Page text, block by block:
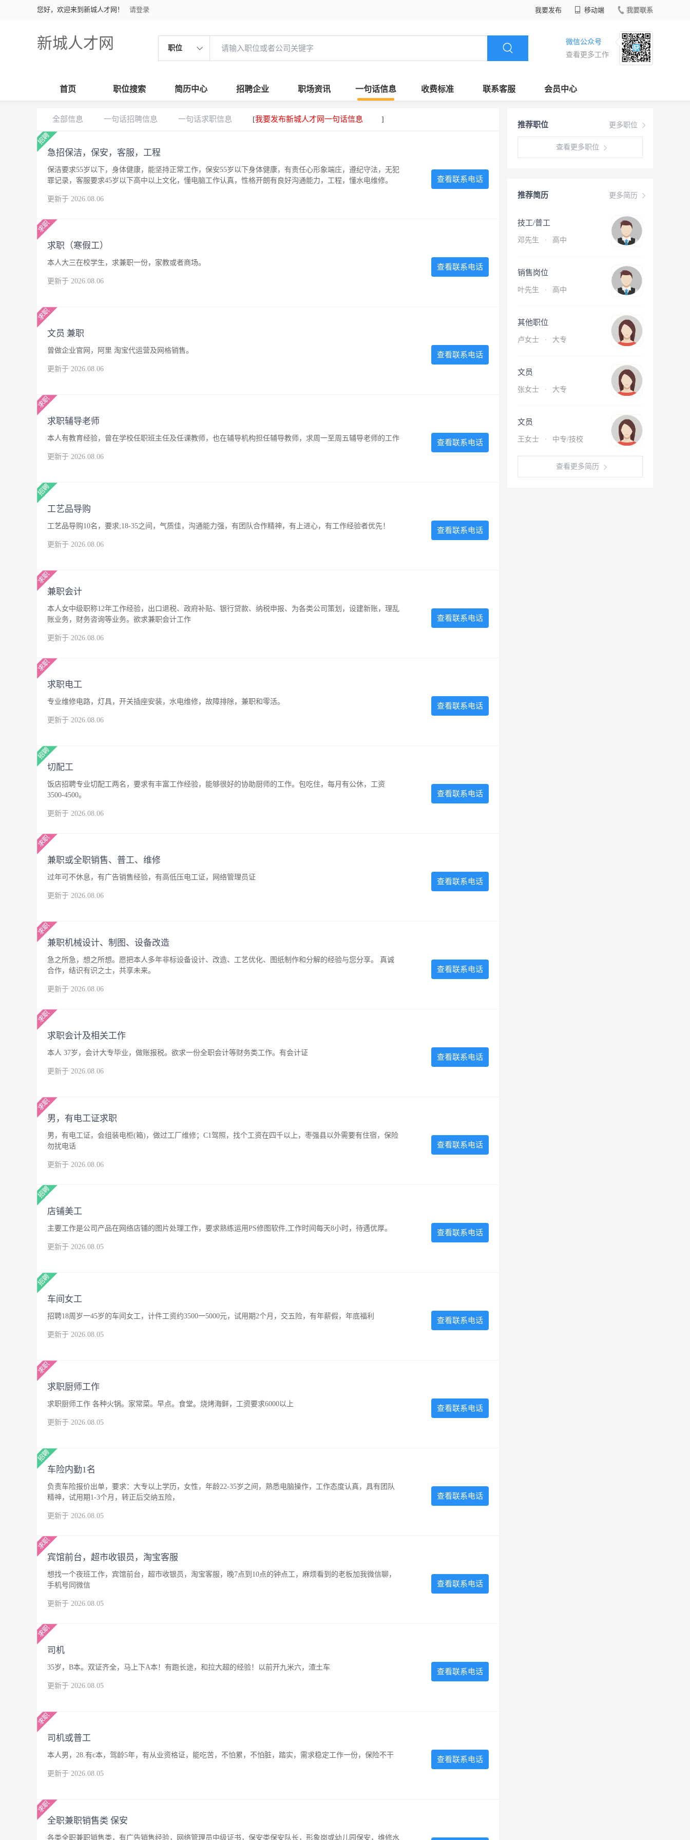
您好，欢迎来到新城人才网！ 请登录 我要发布 移动端 我要联系
新城人才网 职位
微信公众号
查看更多工作
首页 职位搜索 简历中心 招聘企业 职场资讯 一句话信息 收费标准 联系客服 会员中心
更多职位
推荐职位
查看更多职位
更多简历
推荐简历
技工/普工
邓先生 · 高中
销售岗位
叶先生 · 高中
其他职位
卢女士 · 大专
文员
张女士 · 大专
文员
王女士 · 中专/技校
查看更多简历
全部信息 一句话招聘信息 一句话求职信息 [我要发布新城人才网一句话信息 ]
急招保洁，保安，客服，工程
保洁要求55岁以下，身体健康，能坚持正常工作，保安55岁以下身体健康，有责任心形象端庄，遵纪守法，无犯
罪记录，客服要求45岁以下高中以上文化，懂电脑工作认真，性格开朗有良好沟通能力，工程，懂水电维修。
更新于 2026.08.06
查看联系电话
求职（寒假工）
本人大三在校学生，求兼职一份，家教或者商场。
更新于 2026.08.06
查看联系电话
文员 兼职
曾做企业官网，阿里 淘宝代运营及网格销售。
更新于 2026.08.06
查看联系电话
求职辅导老师
本人有教育经验，曾在学校任职班主任及任课教师，也在辅导机构担任辅导教师，求周一至周五辅导老师的工作
更新于 2026.08.06
查看联系电话
工艺品导购
工艺品导购10名，要求;18-35之间，气质佳，沟通能力强，有团队合作精神，有上进心，有工作经验者优先！
更新于 2026.08.06
查看联系电话
兼职会计
本人女中级职称12年工作经验，出口退税、政府补贴、银行贷款、纳税申报、为各类公司策划，设建新账，理乱
账业务，财务咨询等业务。欲求兼职会计工作
更新于 2026.08.06
查看联系电话
求职电工
专业维修电路，灯具，开关插座安装，水电维修，故障排除，兼职和零活。
更新于 2026.08.06
查看联系电话
切配工
饭店招聘专业切配工两名，要求有丰富工作经验，能够很好的协助厨师的工作。包吃住，每月有公休，工资
3500-4500。
更新于 2026.08.06
查看联系电话
兼职或全职销售、普工、维修
过年可不休息，有广告销售经验，有高低压电工证，网络管理员证
更新于 2026.08.06
查看联系电话
兼职机械设计、制图、设备改造
急之所急，想之所想。愿把本人多年非标设备设计、改造、工艺优化、图纸制作和分解的经验与您分享。 真诚
合作，结识有识之士，共享未来。
更新于 2026.08.06
查看联系电话
求职会计及相关工作
本人 37岁，会计大专毕业，做账报税。欲求一份全职会计等财务类工作。有会计证
更新于 2026.08.06
查看联系电话
男，有电工证求职
男，有电工证，会组装电柜(箱)，做过工厂维修；C1驾照，找个工资在四千以上，枣强县以外需要有住宿，保险
勿扰电话
更新于 2026.08.06
查看联系电话
店铺美工
主要工作是公司产品在网络店铺的图片处理工作，要求熟练运用PS修图软件,工作时间每天8小时，待遇优厚。
更新于 2026.08.05
查看联系电话
车间女工
招聘18周岁一45岁的车间女工，计件工资约3500一5000元，试用期2个月，交五险，有年薪假，年底福利
更新于 2026.08.05
查看联系电话
求职厨师工作
求职厨师工作 各种火锅。家常菜。早点。食堂。烧烤海鲜，工资要求6000以上
更新于 2026.08.05
查看联系电话
车险内勤1名
负责车险报价出单，要求：大专以上学历，女性，年龄22-35岁之间，熟悉电脑操作，工作态度认真，具有团队
精神，试用期1-3个月，转正后交纳五险，
更新于 2026.08.05
查看联系电话
宾馆前台，超市收银员，淘宝客服
想找一个夜班工作，宾馆前台，超市收银员，淘宝客服，晚7点到10点的钟点工，麻烦看到的老板加我微信聊，
手机号同微信
更新于 2026.08.05
查看联系电话
司机
35岁，B本。双证齐全，马上下A本！有跑长途，和拉大超的经验！以前开九米六，渣土车
更新于 2026.08.05
查看联系电话
司机或普工
本人男，28.有c本，驾龄5年，有从业资格证，能吃苦，不怕累，不怕脏，踏实，需求稳定工作一份，保险不干
更新于 2026.08.05
查看联系电话
全职兼职销售类 保安
各类全职兼职销售类，有广告销售经验，网络管理员中级证书，保安类保安队长，形象岗或幼儿园保安，维修水